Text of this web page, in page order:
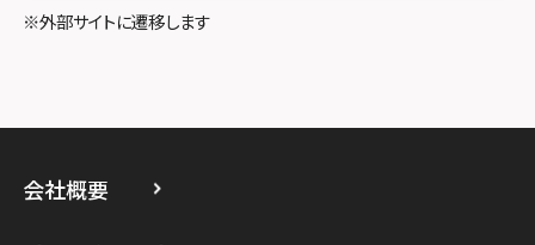
※外部サイトに遷移します
会社概要